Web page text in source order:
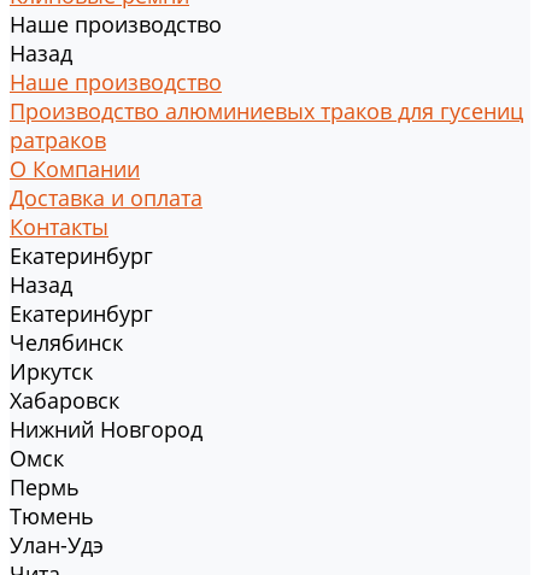
Наше производство
Назад
Наше производство
Производство алюминиевых траков для гусениц
ратраков
О Компании
Доставка и оплата
Контакты
Екатеринбург
Назад
Екатеринбург
Челябинск
Иркутск
Хабаровск
Нижний Новгород
Омск
Пермь
Тюмень
Улан-Удэ